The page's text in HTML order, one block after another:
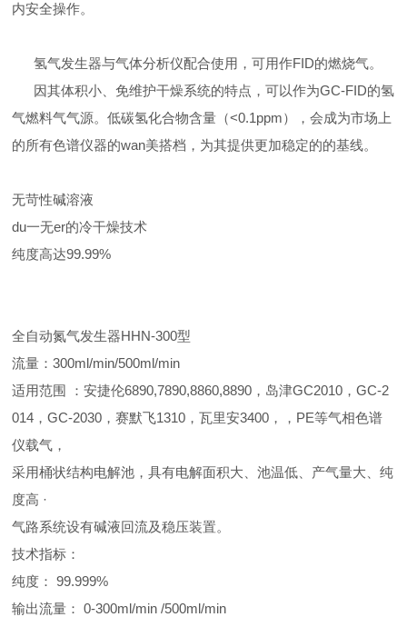
内安全操作。
氢气发生器与气体分析仪配合使用，可用作FID的燃烧气。
因其体积小、免维护干燥系统的特点，可以作为GC-FID的氢
气燃料气气源。低碳氢化合物含量（<0.1ppm），会成为市场上
的所有色谱仪器的wan美搭档，为其提供更加稳定的的基线。
无苛性碱溶液
du一无er的冷干燥技术
纯度高达99.99%
全自动氮气发生器HHN-300型
流量：300ml/min/500ml/min
适用范围 ：安捷伦6890,7890,8860,8890，岛津GC2010，GC-2
014，GC-2030，赛默飞1310，瓦里安3400，，PE等气相色谱
仪载气，
采用桶状结构电解池，具有电解面积大、池温低、产气量大、纯
度高 ·
气路系统设有碱液回流及稳压装置。
技术指标：
纯度： 99.999%
输出流量： 0-300ml/min /500ml/min